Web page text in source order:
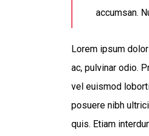
accumsan.
Lorem ipsum
ac, pulvinar odio.
vel euismod
posuere nibh
quis. Etiam